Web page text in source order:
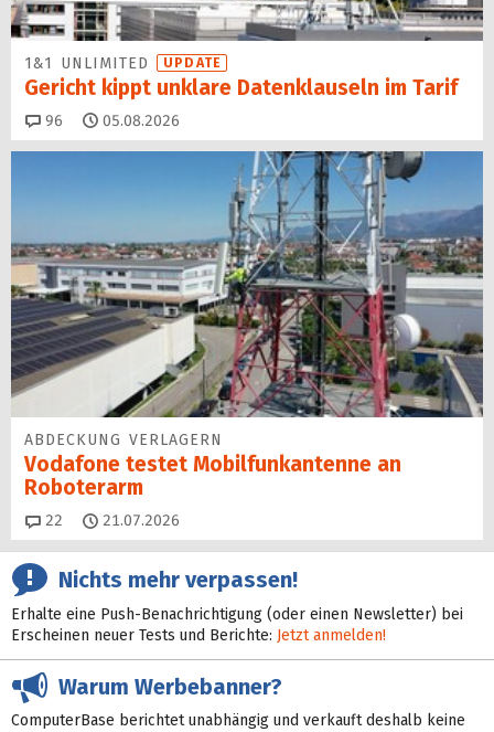
1&1 UNLIMITED UPDATE
Gericht kippt unklare Datenklauseln im Tarif
96 Kommentare
05.08.2026
ABDECKUNG VERLAGERN
Vodafone testet Mobilfunk­antenne an
Roboterarm
22 Kommentare
21.07.2026
Nichts mehr verpassen!
Erhalte eine Push-Benachrichtigung (oder einen Newsletter) bei
Erscheinen neuer Tests und Berichte: Jetzt anmelden!
Warum Werbebanner?
ComputerBase berichtet unabhängig und verkauft deshalb keine